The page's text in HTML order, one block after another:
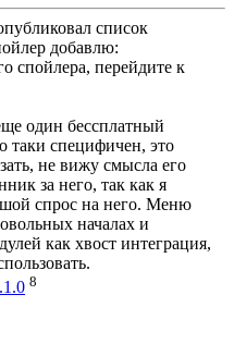
список
добавлю:
спойлера, перейдите к
один бессплатный
таки специфичен, это
не вижу смысла его
за него, так как я
спрос на него. Меню
началах и
как хвост интеграция,
8